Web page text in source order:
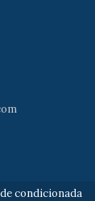
condicionada